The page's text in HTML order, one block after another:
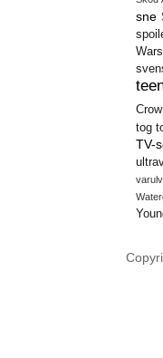
sne
Wars
Crow
tog
TV-
varulv